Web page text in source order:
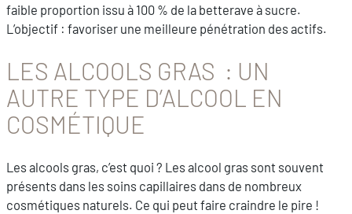
faible proportion issu à 100 % de la betterave à sucre.
L’objectif : favoriser une meilleure pénétration des actifs.
LES ALCOOLS GRAS : UN
AUTRE TYPE D’ALCOOL EN
COSMÉTIQUE
Les alcools gras, c’est quoi ? Les alcool gras sont souvent
présents dans les soins capillaires dans de nombreux
cosmétiques naturels. Ce qui peut faire craindre le pire !